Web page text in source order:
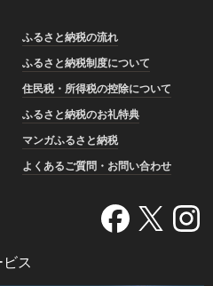
ふるさと納税の流れ
ふるさと納税制度について
住民税・所得税の控除について
ふるさと納税のお礼特典
マンガふるさと納税
よくあるご質問・お問い合わせ
ス